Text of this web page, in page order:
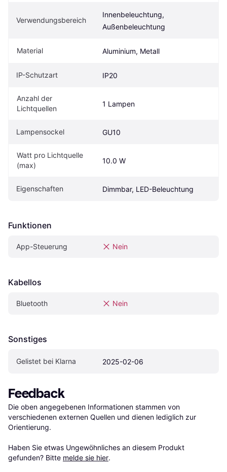
Verwendungsbereich
Innenbeleuchtung,
Außenbeleuchtung
Material Aluminium, Metall
IP-Schutzart IP20
Anzahl der
Lichtquellen
1 Lampen
Lampensockel GU10
Watt pro Lichtquelle
(max)
10.0 W
Eigenschaften Dimmbar, LED-Beleuchtung
Funktionen
App-Steuerung Nein
Kabellos
Bluetooth Nein
Sonstiges
Gelistet bei Klarna 2025-02-06
Feedback
Die oben angegebenen Informationen stammen von
verschiedenen externen Quellen und dienen lediglich zur
Orientierung.
Haben Sie etwas Ungewöhnliches an diesem Produkt
gefunden? Bitte melde sie hier.